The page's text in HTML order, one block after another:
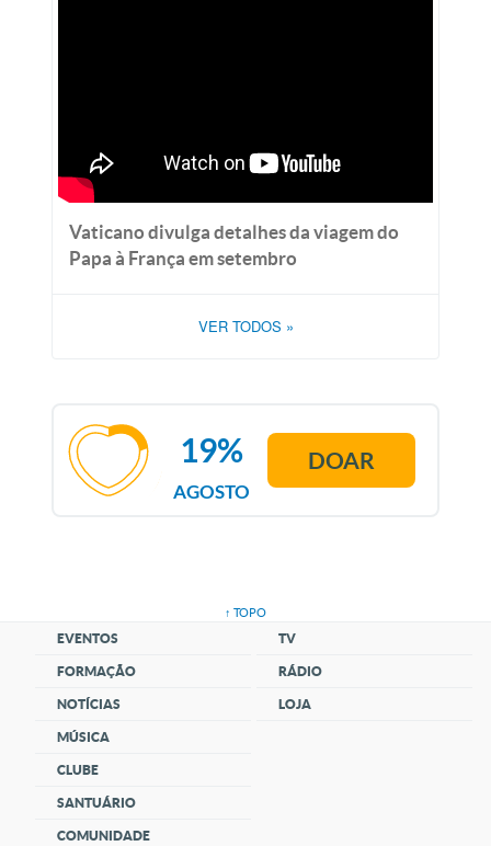
Vaticano divulga detalhes da viagem do
Papa à França em setembro
VER TODOS »
AGOSTO
19% DOAR
↑ TOPO
EVENTOS
FORMAÇÃO
NOTÍCIAS
MÚSICA
CLUBE
SANTUÁRIO
COMUNIDADE
TV
RÁDIO
LOJA